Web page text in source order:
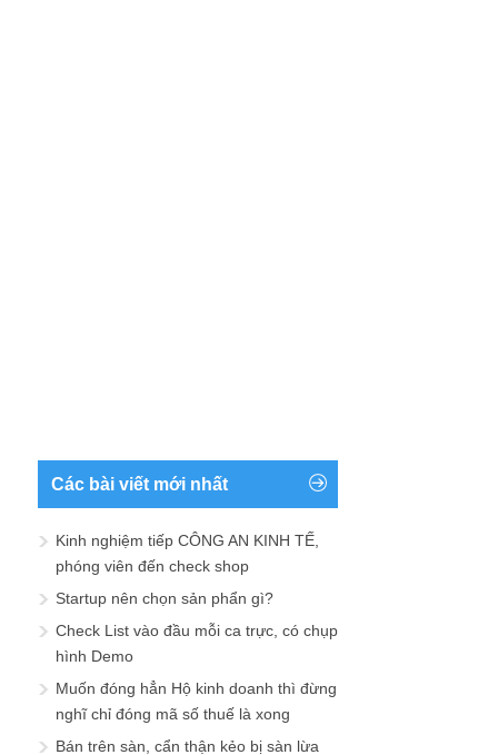
Các bài viết mới nhất
Kinh nghiệm tiếp CÔNG AN KINH TẾ,
phóng viên đến check shop
Startup nên chọn sản phẩn gì?
Check List vào đầu mỗi ca trực, có chụp
hình Demo
Muốn đóng hẳn Hộ kinh doanh thì đừng
nghĩ chỉ đóng mã số thuế là xong
Bán trên sàn, cẩn thận kẻo bị sàn lừa